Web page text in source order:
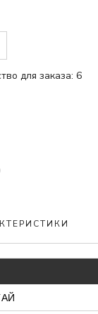
для заказа: 6